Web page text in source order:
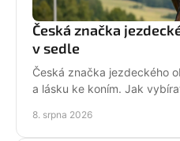
Česká značka
v sedle
Česká značka jezdeckého
a lásku ke koním. Jak
8. srpna 2026